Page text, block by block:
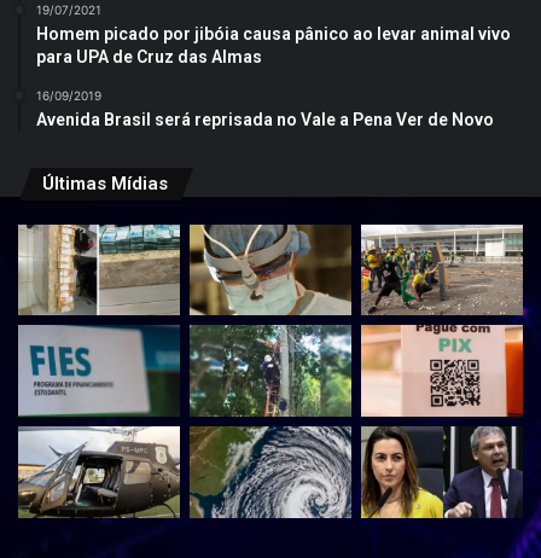
19/07/2021
Homem picado por jibóia causa pânico ao levar animal vivo
para UPA de Cruz das Almas
16/09/2019
Avenida Brasil será reprisada no Vale a Pena Ver de Novo
Últimas Mídias